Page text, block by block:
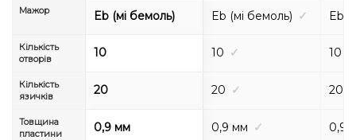
Мажор Eb (мі бемоль) Eb (мі бемоль) ✓ Eb
Кількість
отворів
10 10 ✓ 10
Кількість
язичків
20 20 ✓ 20
Товщина
пластини
0,9 мм 0,9 мм ✓ 0,9